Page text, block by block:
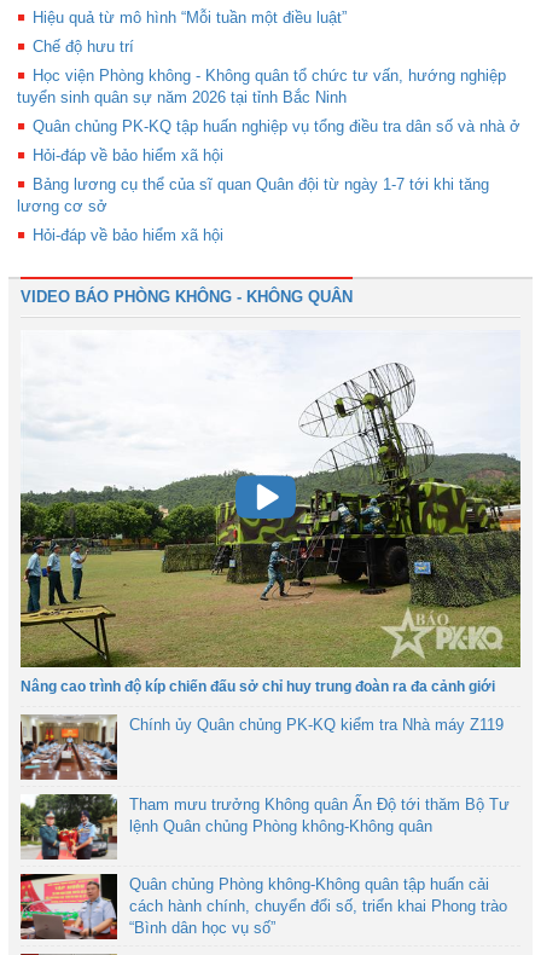
Hiệu quả từ mô hình “Mỗi tuần một điều luật”
Chế độ hưu trí
Học viện Phòng không - Không quân tổ chức tư vấn, hướng nghiệp
tuyển sinh quân sự năm 2026 tại tỉnh Bắc Ninh
Quân chủng PK-KQ tập huấn nghiệp vụ tổng điều tra dân số và nhà ở
Hỏi-đáp về bảo hiểm xã hội
Bảng lương cụ thể của sĩ quan Quân đội từ ngày 1-7 tới khi tăng
lương cơ sở
Hỏi-đáp về bảo hiểm xã hội
VIDEO BÁO PHÒNG KHÔNG - KHÔNG QUÂN
Nâng cao trình độ kíp chiến đấu sở chỉ huy trung đoàn ra đa cảnh giới
Chính ủy Quân chủng PK-KQ kiểm tra Nhà máy Z119
Tham mưu trưởng Không quân Ấn Độ tới thăm Bộ Tư
lệnh Quân chủng Phòng không-Không quân
Quân chủng Phòng không-Không quân tập huấn cải
cách hành chính, chuyển đổi số, triển khai Phong trào
“Bình dân học vụ số”